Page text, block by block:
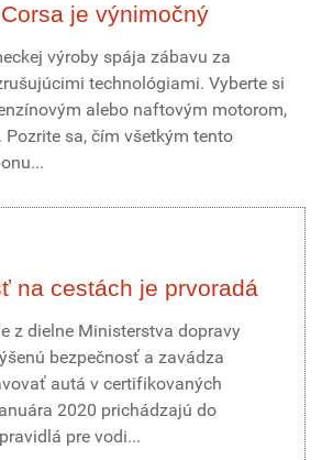
je výnimočný
výroby spája zábavu za
technológiami. Vyberte si
alebo naftovým motorom,
sa, čím všetkým tento
na cestách je prvoradá
z dielne Ministerstva dopravy
bezpečnosť a zavádza
autá v certifikovaných
2020 prichádzajú do
pre vodi...